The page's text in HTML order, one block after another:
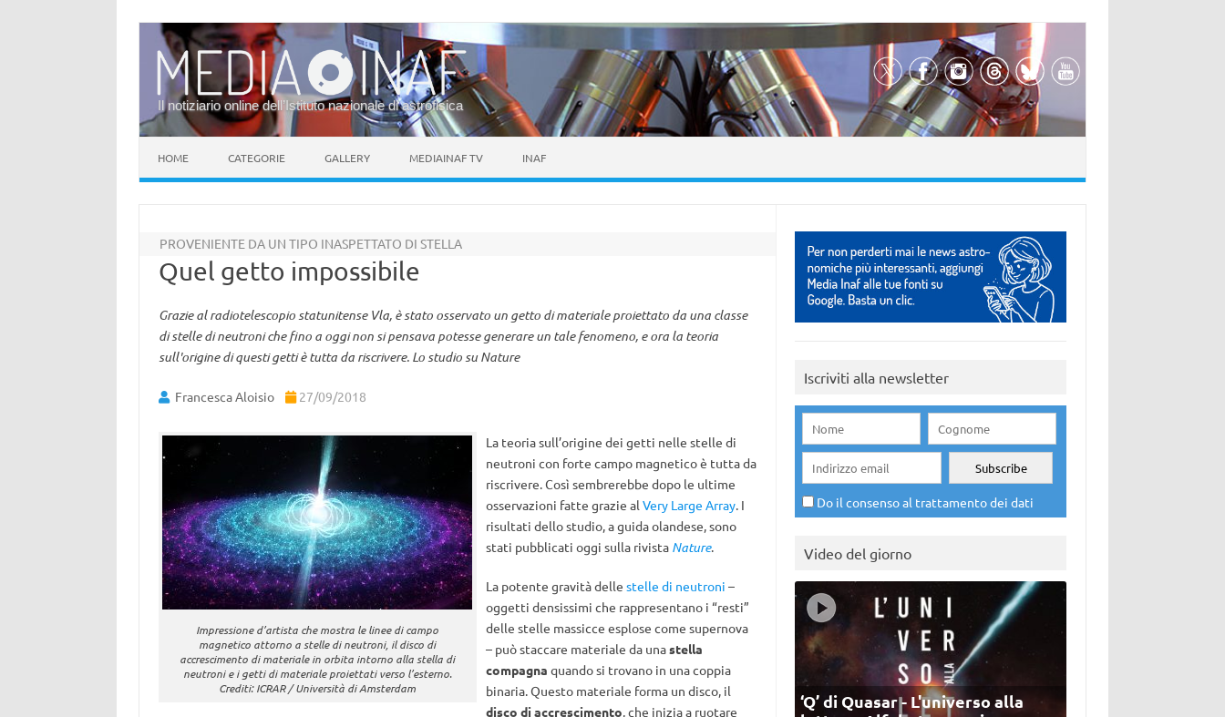
Il notiziario online dell’Istituto nazionale di astrofisica
HOME CATEGORIE GALLERY MEDIAINAF TV INAF
PROVENIENTE DA UN TIPO INASPETTATO DI STELLA
Quel getto impossibile
Grazie al radiotelescopio statunitense Vla, è stato osservato un getto di materiale proiettato da una classe
di stelle di neutroni che fino a oggi non si pensava potesse generare un tale fenomeno, e ora la teoria
sull'origine di questi getti è tutta da riscrivere. Lo studio su Nature
Francesca Aloisio 27/09/2018
Impressione d’artista che mostra le linee di campo
magnetico attorno a stelle di neutroni, il disco di
accrescimento di materiale in orbita intorno alla stella di
neutroni e i getti di materiale proiettati verso l’esterno.
Crediti: ICRAR / Università di Amsterdam
La teoria sull’origine dei getti nelle stelle di
neutroni con forte campo magnetico è tutta da
riscrivere. Così sembrerebbe dopo le ultime
osservazioni fatte grazie al Very Large Array. I
risultati dello studio, a guida olandese, sono
stati pubblicati oggi sulla rivista Nature.
La potente gravità delle stelle di neutroni –
oggetti densissimi che rappresentano i “resti”
delle stelle massicce esplose come supernova
– può staccare materiale da unastella
compagna quando si trovano in una coppia
binaria. Questo materiale forma un disco, il
disco di accrescimento, che inizia a ruotare
Iscriviti alla newsletter
Do il consenso al trattamento dei dati
Video del giorno
‘Q’ di Quasar - L'universo alla